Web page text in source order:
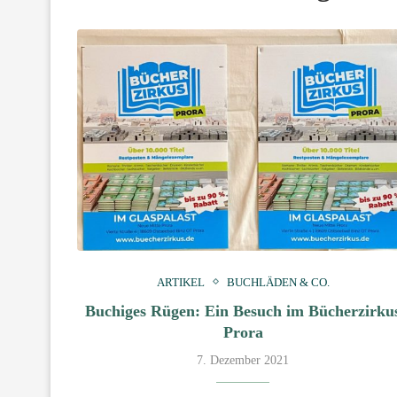
ARTIKEL BUCHLÄDEN & CO.
Buchiges Rügen: Ein Besuch im
Prora
7. Dezember 2021